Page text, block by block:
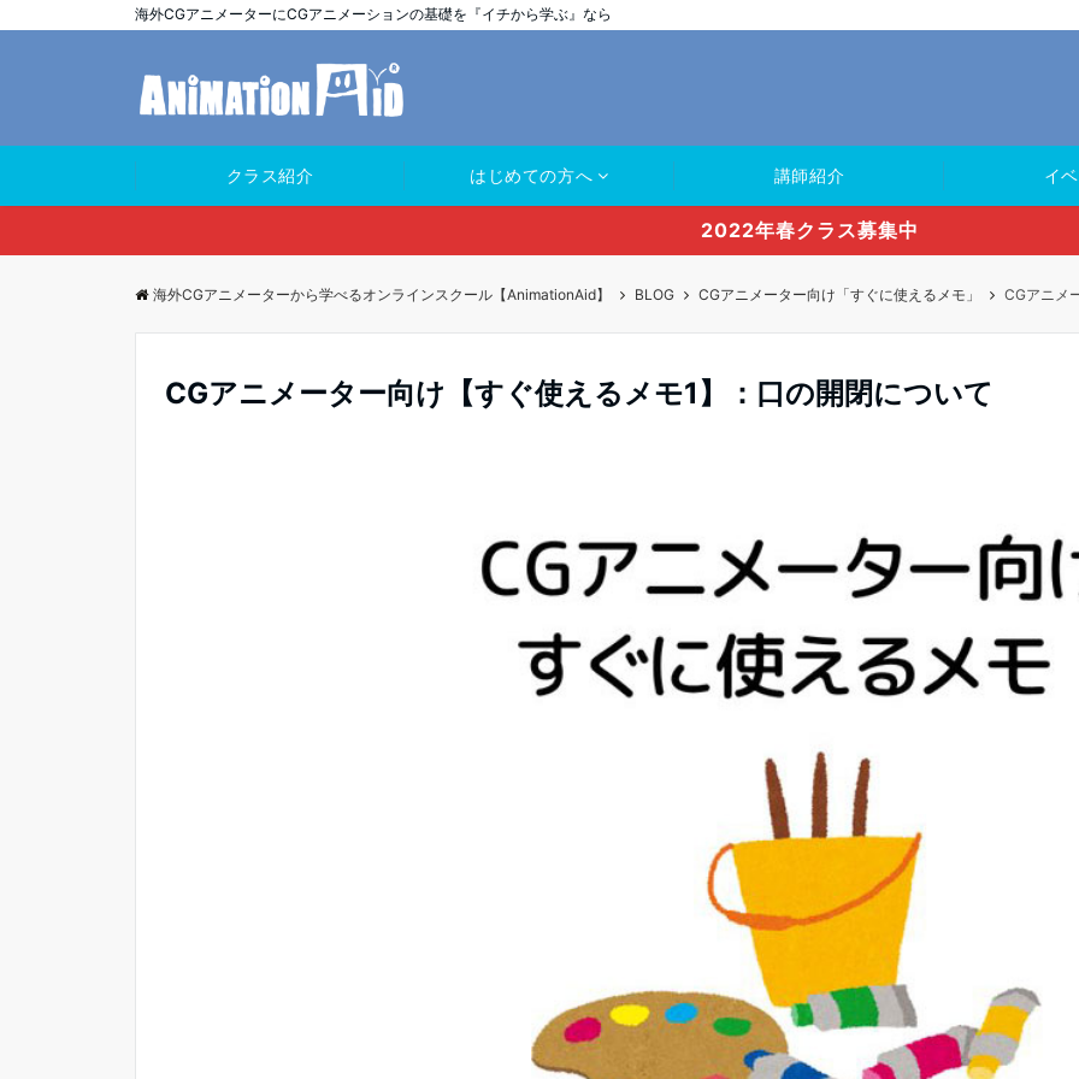
海外CGアニメーターにCGアニメーションの基礎を『イチから学ぶ』なら
クラス紹介 はじめての方へ 講師紹介 イ
2022年春クラス募集中
海外CGアニメーターから学べるオンラインスクール【AnimationAid】 BLOG CGアニメーター向け「すぐに使えるメモ」 CGアニメ
CGアニメーター向け【すぐ使えるメモ1】：口の開閉について